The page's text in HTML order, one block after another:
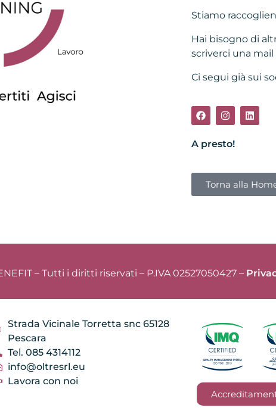
Stiamo
Hai bisogno di
scriverci una mail
Ci segui già sui
A presto!
Torna alla
– Tutti i diritti riservati – P.IVA 02527050427 –
Strada Vicinale Torretta snc 65128
Pescara
Tel. 085 4314112
info@oltresrl.eu
Lavora con noi